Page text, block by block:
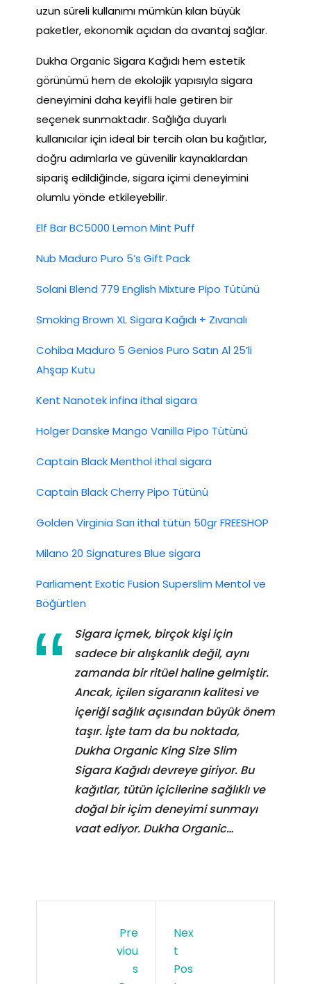
uzun süreli kullanımı mümkün kılan büyük
paketler, ekonomik açıdan da avantaj sağlar.
Dukha Organic Sigara Kağıdı hem estetik
görünümü hem de ekolojik yapısıyla sigara
deneyimini daha keyifli hale getiren bir
seçenek sunmaktadır. Sağlığa duyarlı
kullanıcılar için ideal bir tercih olan bu kağıtlar,
doğru adımlarla ve güvenilir kaynaklardan
sipariş edildiğinde, sigara içimi deneyimini
olumlu yönde etkileyebilir.
Elf Bar BC5000 Lemon Mint Puff
Nub Maduro Puro 5’s Gift Pack
Solani Blend 779 English Mixture Pipo Tütünü
Smoking Brown XL Sigara Kağıdı + Zıvanalı
Cohiba Maduro 5 Genios Puro Satın Al 25’li
Ahşap Kutu
Kent Nanotek infina ithal sigara
Holger Danske Mango Vanilla Pipo Tütünü
Captain Black Menthol ithal sigara
Captain Black Cherry Pipo Tütünü
Golden Virginia Sarı ithal tütün 50gr FREESHOP
Milano 20 Signatures Blue sigara
Parliament Exotic Fusion Superslim Mentol ve
Böğürtlen
Sigara içmek, birçok kişi için
sadece bir alışkanlık değil, aynı
zamanda bir ritüel haline gelmiştir.
Ancak, içilen sigaranın kalitesi ve
içeriği sağlık açısından büyük önem
taşır. İşte tam da bu noktada,
Dukha Organic King Size Slim
Sigara Kağıdı devreye giriyor. Bu
kağıtlar, tütün içicilerine sağlıklı ve
doğal bir içim deneyimi sunmayı
vaat ediyor. Dukha Organic…
Pre
Viou
S
Nex
T
Pos